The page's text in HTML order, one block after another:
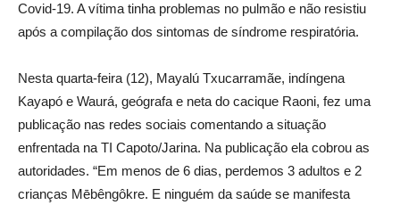
Covid-19. A vítima tinha problemas no pulmão e não resistiu
após a compilação dos sintomas de síndrome respiratória.
Nesta quarta-feira (12), Mayalú Txucarramãe, indíngena
Kayapó e Waurá, geógrafa e neta do cacique Raoni, fez uma
publicação nas redes sociais comentando a situação
enfrentada na TI Capoto/Jarina. Na publicação ela cobrou as
autoridades. “Em menos de 6 dias, perdemos 3 adultos e 2
crianças Mēbêngôkre. E ninguém da saúde se manifesta